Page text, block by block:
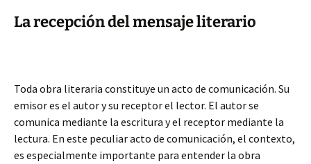
La recepción del mensaje literario
Toda obra literaria constituye un acto de comunicación. Su
emisor es el autor y su receptor el lector. El autor se
comunica mediante la escritura y el receptor mediante la
lectura. En este peculiar acto de comunicación, el contexto,
es especialmente importante para entender la obra